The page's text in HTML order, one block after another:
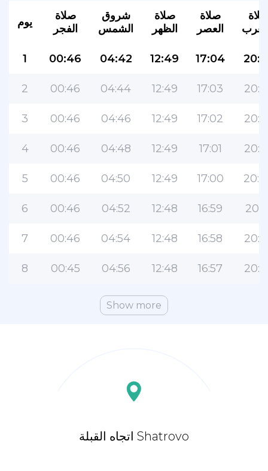
يوم
صلاة
الفجر
شروق
الشمس
صلاة
الظهر
صلاة
العصر
1 00:46 04:42 12:49 17:04
2 00:46 04:44 12:49 17:03
3 00:46 04:46 12:49 17:02
4 00:46 04:48 12:49 17:01
5 00:46 04:50 12:49 17:00
6 00:46 04:52 12:48 16:59
7 00:46 04:54 12:48 16:58
8 00:45 04:56 12:48 16:57
Show more
اتجاه القبلة Shatrovo